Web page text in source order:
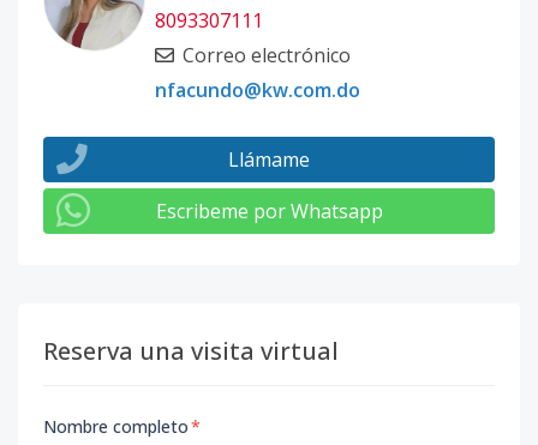
8093307111
Correo electrónico
nfacundo@kw.com.do
Llámame
Escribeme por Whatsapp
Reserva una visita virtual
Nombre completo*